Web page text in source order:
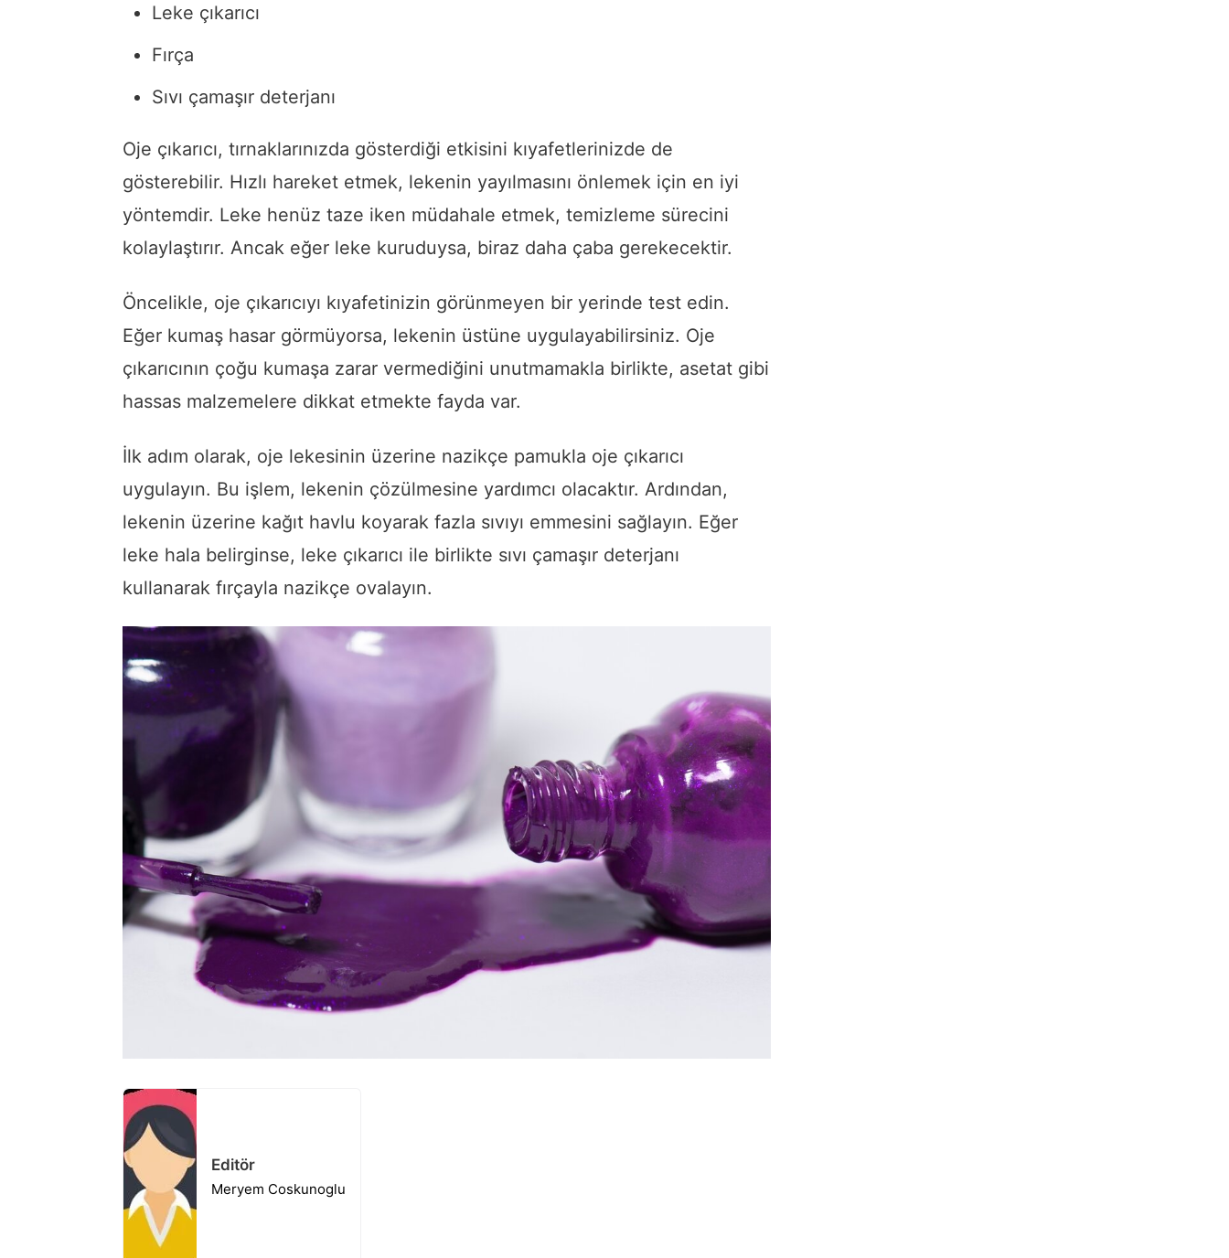
Leke çıkarıcı
Fırça
Sıvı çamaşır deterjanı
Oje çıkarıcı, tırnaklarınızda gösterdiği etkisini kıyafetlerinizde de
gösterebilir. Hızlı hareket etmek, lekenin yayılmasını önlemek için en iyi
yöntemdir. Leke henüz taze iken müdahale etmek, temizleme sürecini
kolaylaştırır. Ancak eğer leke kuruduysa, biraz daha çaba gerekecektir.
Öncelikle, oje çıkarıcıyı kıyafetinizin görünmeyen bir yerinde test edin.
Eğer kumaş hasar görmüyorsa, lekenin üstüne uygulayabilirsiniz. Oje
çıkarıcının çoğu kumaşa zarar vermediğini unutmamakla birlikte, asetat gibi
hassas malzemelere dikkat etmekte fayda var.
İlk adım olarak, oje lekesinin üzerine nazikçe pamukla oje çıkarıcı
uygulayın. Bu işlem, lekenin çözülmesine yardımcı olacaktır. Ardından,
lekenin üzerine kağıt havlu koyarak fazla sıvıyı emmesini sağlayın. Eğer
leke hala belirginse, leke çıkarıcı ile birlikte sıvı çamaşır deterjanı
kullanarak fırçayla nazikçe ovalayın.
Editör
Meryem Coskunoglu